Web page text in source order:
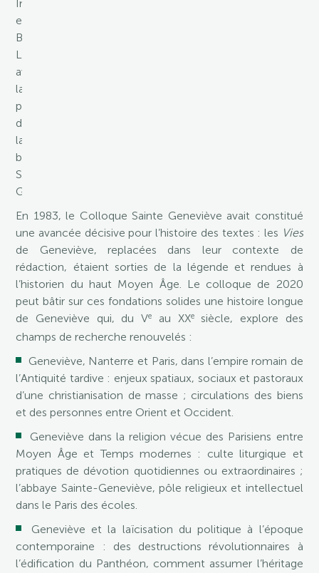
Inscriptions
et
Belles-
Lettres,
avec
la
participation
de
la
bibliothèque
Sainte-
Geneviève.
En 1983, le Colloque Sainte Geneviève avait constitué
une avancée décisive pour l’histoire des textes : les Vies
de Geneviève, replacées dans leur contexte de
rédaction, étaient sorties de la légende et rendues à
l’historien du haut Moyen Âge. Le colloque de 2020
peut bâtir sur ces fondations solides une histoire longue
de Geneviève qui, du Ve au XXesiècle, explore des
champs de recherche renouvelés :
Geneviève, Nanterre et Paris, dans l’empire romain de
l’Antiquité tardive : enjeux spatiaux, sociaux et pastoraux
d’une christianisation de masse ; circulations des biens
et des personnes entre Orient et Occident.
Geneviève dans la religion vécue des Parisiens entre
Moyen Âge et Temps modernes : culte liturgique et
pratiques de dévotion quotidiennes ou extraordinaires ;
l’abbaye Sainte-Geneviève, pôle religieux et intellectuel
dans le Paris des écoles.
Geneviève et la laïcisation du politique à l’époque
contemporaine : des destructions révolutionnaires à
l’édification du Panthéon, comment assumer l’héritage